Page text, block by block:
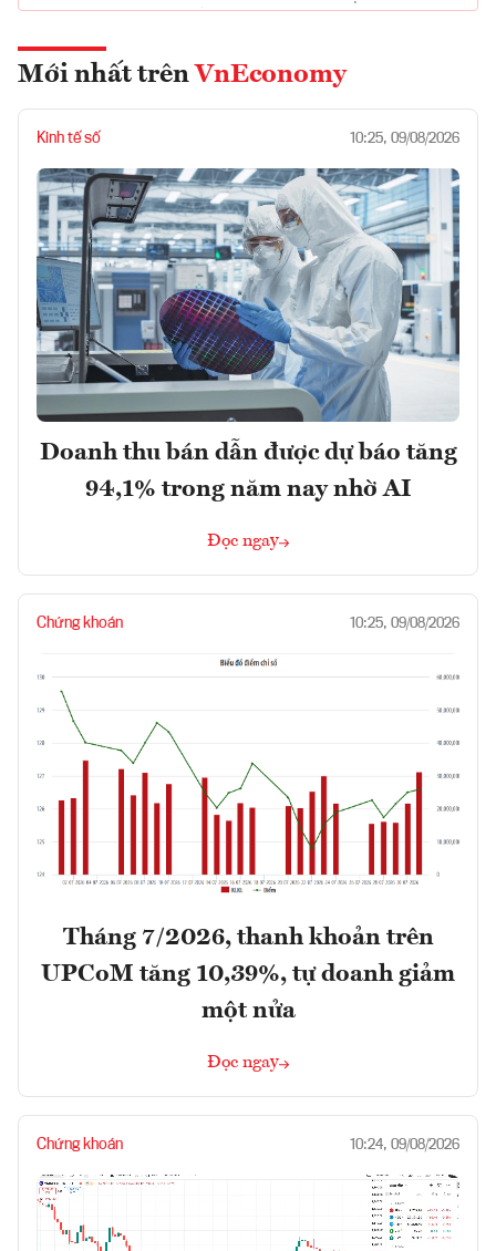
Mới nhất trên VnEconomy
Kinh tế số 10:25, 09/08/2026
Doanh thu bán dẫn được dự báo tăng
94,1% trong năm nay nhờ AI
Đọc ngay
Chứng khoán 10:25, 09/08/2026
Tháng 7/2026, thanh khoản trên
UPCoM tăng 10,39%, tự doanh giảm
một nửa
Đọc ngay
Chứng khoán 10:24, 09/08/2026